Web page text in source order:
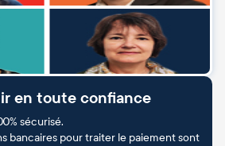
en toute confiance
sécurisé.
bancaires pour traiter le paiement sont